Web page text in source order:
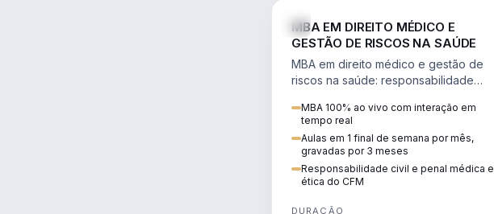
MBA EM DIREITO MÉDICO E
GESTÃO DE RISCOS NA SAÚDE
MBA em direito médico e gestão de
riscos na saúde: responsabilidade
judicialização e planejamento
patrimonial.
MBA 100% ao vivo com interação em
tempo real
Aulas em 1 final de semana por mês,
gravadas por 3 meses
Responsabilidade civil e penal médica e
ética do CFM
DURAÇÃO